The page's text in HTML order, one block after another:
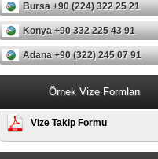
Bursa +90 (224) 322 25 21
Konya +90 332 225 43 91
Adana +90 (322) 245 07 91
Örnek Vize Formları
Vize Takip Formu